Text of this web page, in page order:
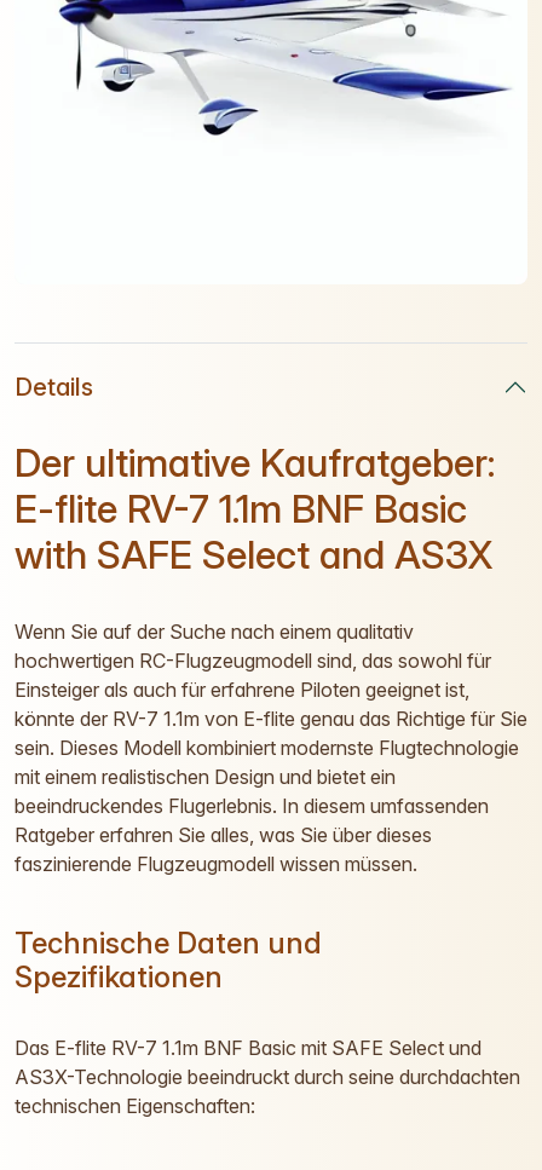
Details
Der ultimative Kaufratgeber:
E-flite RV-7 1.1m BNF Basic
with SAFE Select and AS3X
Wenn Sie auf der Suche nach einem qualitativ
hochwertigen RC-Flugzeugmodell sind, das sowohl für
Einsteiger als auch für erfahrene Piloten geeignet ist,
könnte der RV-7 1.1m von E-flite genau das Richtige für Sie
sein. Dieses Modell kombiniert modernste Flugtechnologie
mit einem realistischen Design und bietet ein
beeindruckendes Flugerlebnis. In diesem umfassenden
Ratgeber erfahren Sie alles, was Sie über dieses
faszinierende Flugzeugmodell wissen müssen.
Technische Daten und
Spezifikationen
Das E-flite RV-7 1.1m BNF Basic mit SAFE Select und
AS3X-Technologie beeindruckt durch seine durchdachten
technischen Eigenschaften: